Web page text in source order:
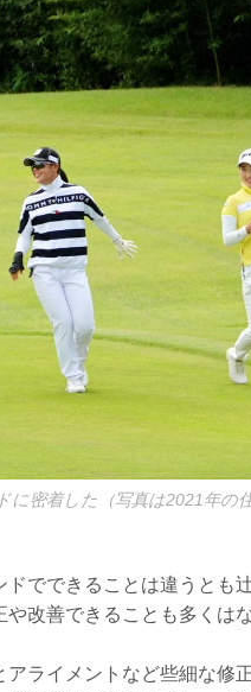
に密着した（写真は2021年の
でできることは違うとも
改善できることも多くは
ライメントなど些細な修